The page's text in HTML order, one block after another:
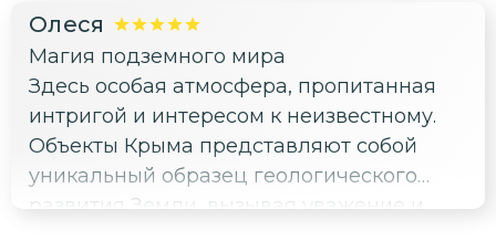
Олеся
Магия подземного мира
Здесь особая атмосфера, пропитанная
интригой и интересом к неизвестному.
Объекты Крыма представляют собой
уникальный образец геологического
развития Земли, вызывая уважение и